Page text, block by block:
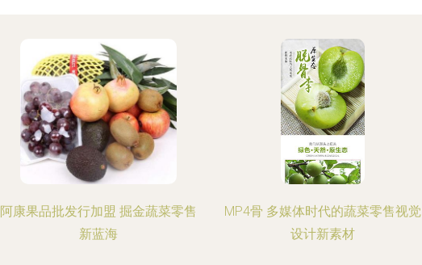
阿康果品批发行加盟 掘金蔬菜零售
新蓝海
MP4骨 多媒体时代的蔬菜零售视觉
设计新素材